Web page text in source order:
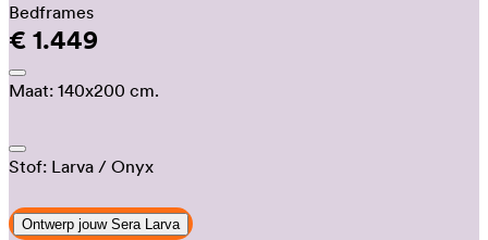
Bedframes
€ 1.449
Maat: 140x200 cm.
Stof: Larva / Onyx
Ontwerp jouw Sera Larva